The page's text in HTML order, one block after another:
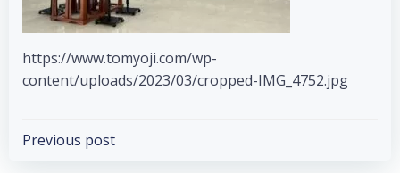
https://www.tomyoji.com/wp-
content/uploads/2023/03/cropped-IMG_4752.jpg
Post
Previous post